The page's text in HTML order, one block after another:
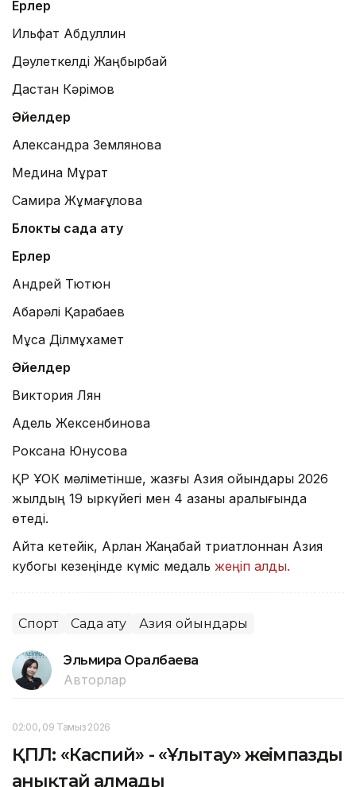
Ерлер
Ильфат Абдуллин
Дәулеткелді Жаңбырбай
Дастан Кәрімов
Әйелдер
Александра Землянова
Медина Мұрат
Самира Жұмағұлова
Блоктық садақ ату
Ерлер
Андрей Тютюн
Ақбарәлі Қарабаев
Мұса Ділмұхамет
Әйелдер
Виктория Лян
Адель Жексенбинова
Роксана Юнусова
ҚР ҰОК мәліметінше, жазғы Азия ойындары 2026
жылдың 19 қыркүйегі мен 4 қазаны аралығында
өтеді.
Айта кетейік, Арлан Жаңабай триатлоннан Азия
кубогы кезеңінде күміс медаль жеңіп алды.
Спорт Садақ ату Азия ойындары
Эльмира Оралбаева
Авторлар
02:00, 09 Тамыз 2026
ҚПЛ: «Каспий» - «Ұлытау» жеңімпазды
анықтай алмады